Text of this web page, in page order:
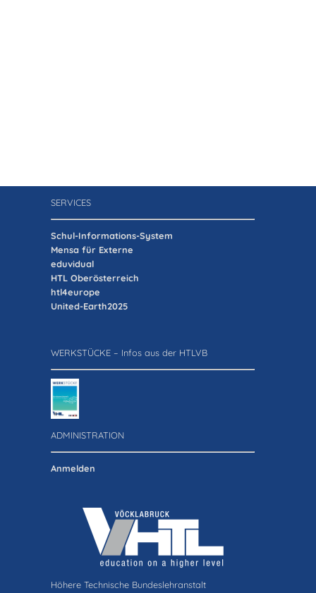
SERVICES
Schul-Informations-System
Mensa für Externe
eduvidual
HTL Oberösterreich
htl4europe
United-Earth2025
WERKSTÜCKE – Infos aus der HTLVB
ADMINISTRATION
Anmelden
Höhere Technische Bundeslehranstalt